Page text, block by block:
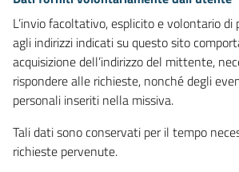
L’invio facoltativo, esplicito e volontario
agli indirizzi indicati su questo sito
acquisizione dell’indirizzo del mittente,
rispondere alle richieste, nonché degli
personali inseriti nella missiva.
Tali dati sono conservati per il tempo
richieste pervenute.